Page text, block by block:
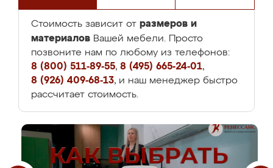
Стоимость зависит от размеров и
материалов Вашей мебели. Просто
позвоните нам по любому из телефонов:
8 (800) 511-89-55, 8 (495) 665-24-01,
8 (926) 409-68-13, и наш менеджер быстро
рассчитает стоимость.